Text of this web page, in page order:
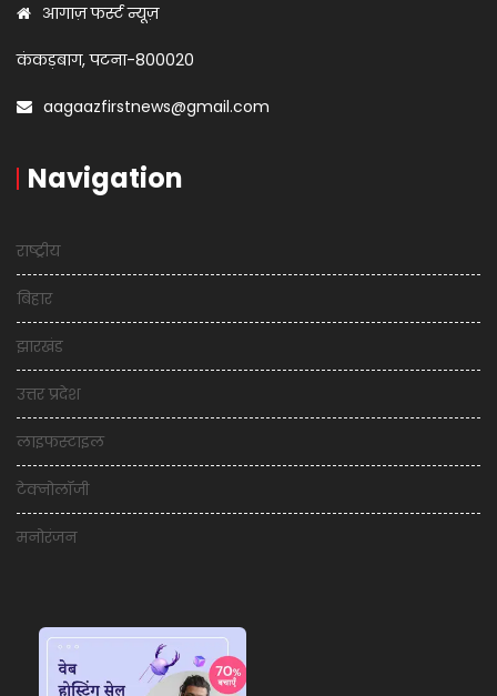
आगाज़ फर्स्ट न्यूज़
कंकड़बाग, पटना-800020
aagaazfirstnews@gmail.com
Navigation
राष्ट्रीय
बिहार
झारखंड
उत्तर प्रदेश
लाइफस्टाइल
टेक्नोलॉजी
मनोरंजन